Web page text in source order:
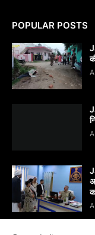
POPULAR POSTS